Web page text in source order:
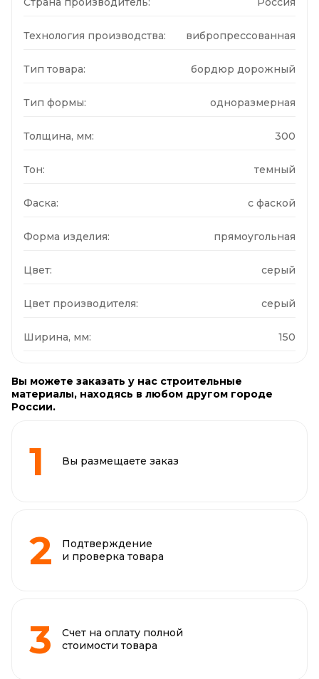
Технология производства: вибропрессованная
Тип товара: бордюр дорожный
Тип формы: одноразмерная
Толщина, мм: 300
Тон: темный
Фаска: с фаской
Форма изделия: прямоугольная
Цвет: серый
Цвет производителя: серый
Ширина, мм: 150
Вы можете заказать у нас строительные
материалы, находясь в любом другом городе
России.
Вы размещаете заказ
Подтверждение
и проверка товара
Счет на оплату полной
стоимости товара